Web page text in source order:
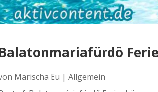
Balatonmariafürdö
Marischa Eu |Allgemein